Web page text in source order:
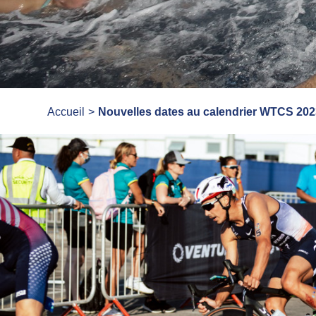
Accueil Nouvelles dates au calendrier WTCS